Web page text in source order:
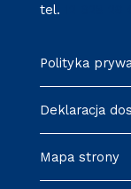
tel.
Polityka
Deklaracja
Mapa strony